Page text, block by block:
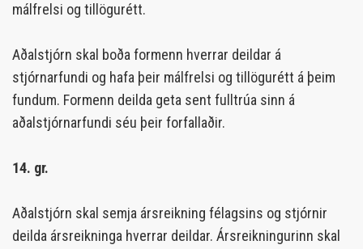
málfrelsi og tillögurétt.
Aðalstjórn skal boða formenn hverrar deildar á
stjórnarfundi og hafa þeir málfrelsi og tillögurétt á þeim
fundum. Formenn deilda geta sent fulltrúa sinn á
aðalstjórnarfundi séu þeir forfallaðir.
14. gr.
Aðalstjórn skal semja ársreikning félagsins og stjórnir
deilda ársreikninga hverrar deildar. Ársreikningurinn skal